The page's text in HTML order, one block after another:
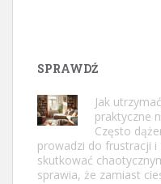
SPRAWDŹ
Jak
praktyczne
Często
prowadzi do frustracji i
skutkować
sprawia, że zamiast